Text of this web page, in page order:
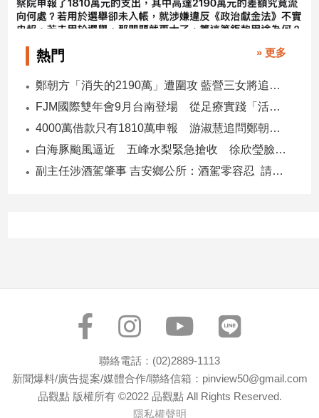
媒
體
專
區
【我
的
熱門 » 更多
鄭朝方「消失的2190萬」遭圍攻 藍營三女將追金流 拿出還款證明
FJM國際雙年會9月台南登場 從足療實踐「活出愛」
4000萬借款只有1810萬申報 游淑慧追問鄭朝方：2190萬差額去哪了
白海豚颱風逼近 五峰水梨緊急搶收 徐欣瑩臉書急呼「搶救五峰水梨」
副主任涉酒駕肇事 吉安鄉公所：酒駕零容忍 請辭獲准
聯絡電話：(02)2889-1113
新聞爆料/廣告提案/媒體合作/聯絡信箱：pinview50@gmail.com
品觀點 版權所有 ©2022 品觀點 All Rights Reserved.
隱私權聲明